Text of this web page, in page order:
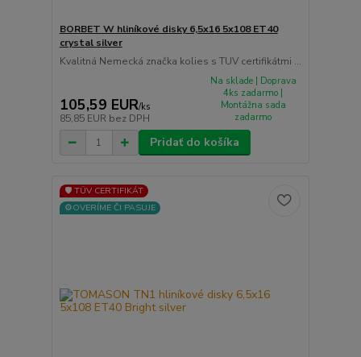
BORBET W hliníkové disky 6,5x16 5x108 ET40
crystal silver
Kvalitná Nemecká značka kolies s TUV certifikátmi ...
105,59 EUR/ks
85,85 EUR bez DPH
Na sklade | Doprava
4ks zadarmo |
Montážna sada
zadarmo
Pridať do košíka
🛡️ TÜV CERTIFIKÁT
⚙️OVERÍME ČI PASUJE